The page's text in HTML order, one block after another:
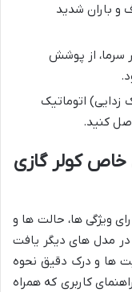
و باران شدید
سرما، از پوشش
زدایی) اتوماتیک
کنید.
خاص کولر گازی
ویژگی ها، حالت ها و
مدل های دیگر یافت
ها و درک دقیق نحوه
کاربری که همراه